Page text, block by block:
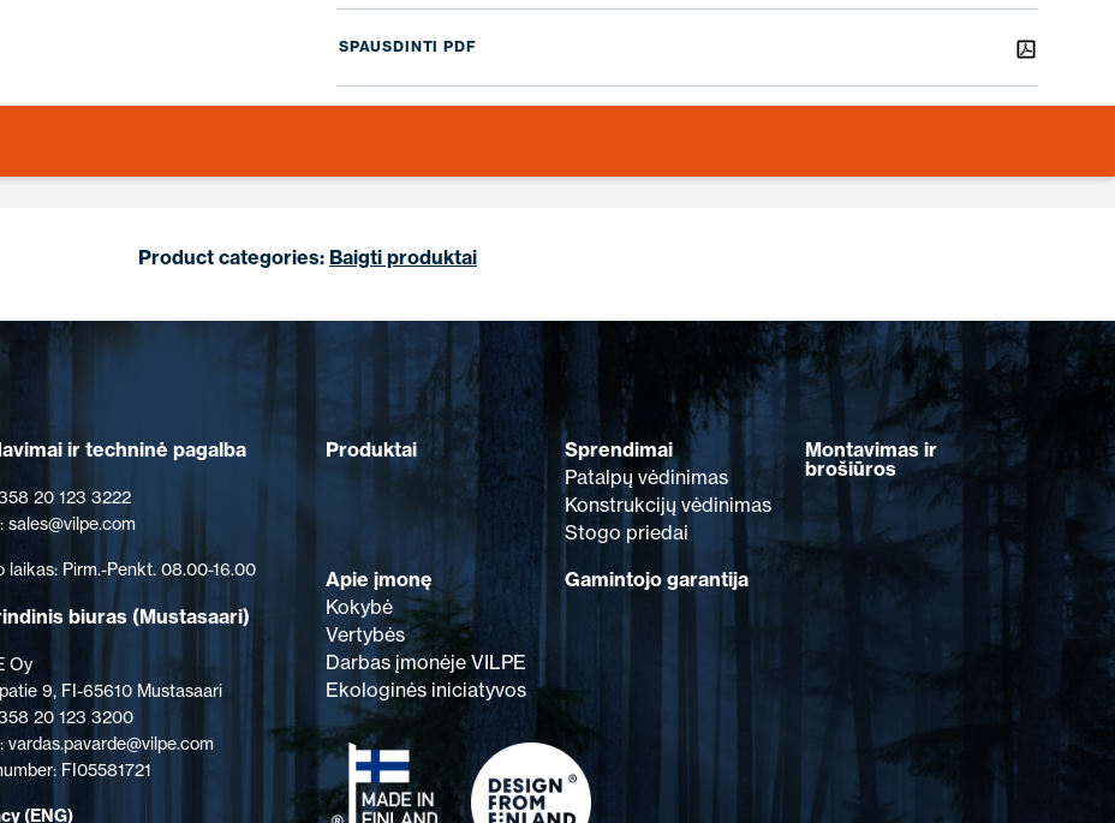
SPAUSDINTI PDF
Product categories: Baigti produktai
ir techninė pagalba
20 123 3222
sales@vilpe.com
laikas: Pirm.-Penkt. 08.00-16.00
biuras(Mustasaari)
Oy
9, FI-65610 Mustasaari
20 123 3200
vardas.pavarde@vilpe.com
FI05581721
(ENG)
Produktai
Sprendimai
Patalpų vėdinimas
Konstrukcijų vėdinimas
Stogo priedai
Montavimas ir
brošiūros
Apie įmonę
Kokybė
Vertybės
Darbas įmonėje VILPE
Ekologinės iniciatyvos
Gamintojo garantija